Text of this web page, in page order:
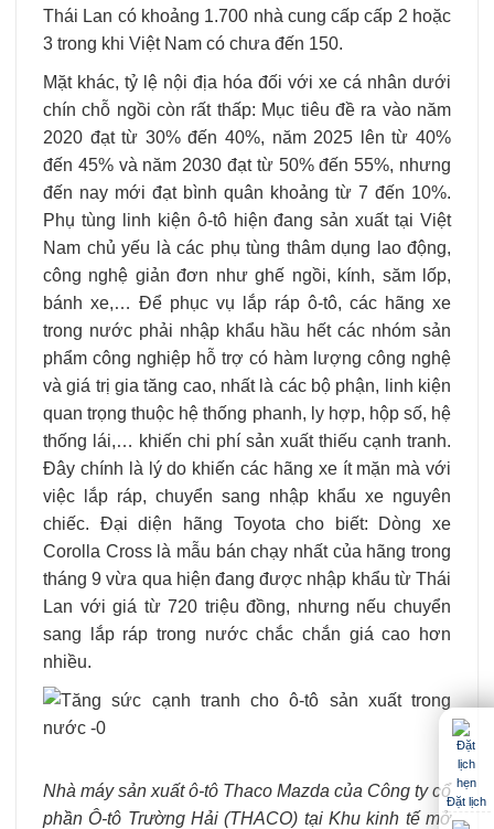
Thái Lan có khoảng 1.700 nhà cung cấp cấp 2 hoặc
3 trong khi Việt Nam có chưa đến 150.
Mặt khác, tỷ lệ nội địa hóa đối với xe cá nhân dưới
chín chỗ ngồi còn rất thấp: Mục tiêu đề ra vào năm
2020 đạt từ 30% đến 40%, năm 2025 lên từ 40%
đến 45% và năm 2030 đạt từ 50% đến 55%, nhưng
đến nay mới đạt bình quân khoảng từ 7 đến 10%.
Phụ tùng linh kiện ô-tô hiện đang sản xuất tại Việt
Nam chủ yếu là các phụ tùng thâm dụng lao động,
công nghệ giản đơn như ghế ngồi, kính, săm lốp,
bánh xe,… Ðể phục vụ lắp ráp ô-tô, các hãng xe
trong nước phải nhập khẩu hầu hết các nhóm sản
phẩm công nghiệp hỗ trợ có hàm lượng công nghệ
và giá trị gia tăng cao, nhất là các bộ phận, linh kiện
quan trọng thuộc hệ thống phanh, ly hợp, hộp số, hệ
thống lái,… khiến chi phí sản xuất thiếu cạnh tranh.
Ðây chính là lý do khiến các hãng xe ít mặn mà với
việc lắp ráp, chuyển sang nhập khẩu xe nguyên
chiếc. Ðại diện hãng Toyota cho biết: Dòng xe
Corolla Cross là mẫu bán chạy nhất của hãng trong
tháng 9 vừa qua hiện đang được nhập khẩu từ Thái
Lan với giá từ 720 triệu đồng, nhưng nếu chuyển
sang lắp ráp trong nước chắc chắn giá cao hơn
nhiều.
Nhà máy sản xuất ô-tô Thaco Mazda của Công ty cổ
phần Ô-tô Trường Hải (THACO) tại Khu kinh tế mở
Đặt lịch